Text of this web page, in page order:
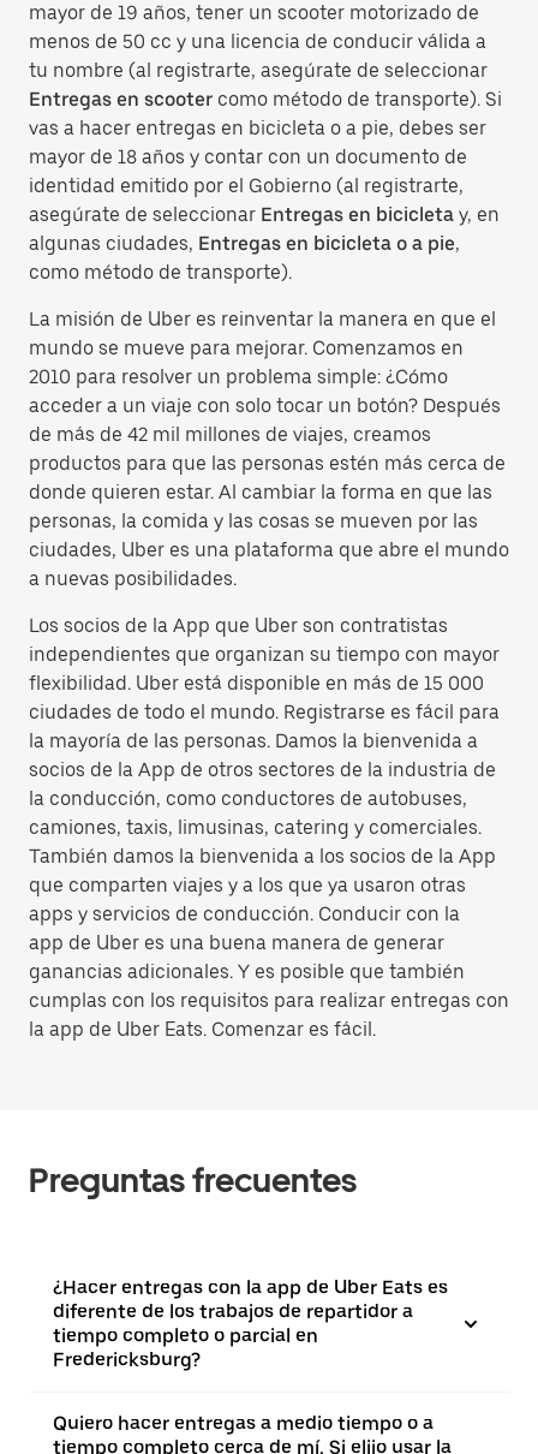
mayor de 19 años, tener un scooter motorizado de
menos de 50 cc y una licencia de conducir válida a
tu nombre (al registrarte, asegúrate de seleccionar
Entregas en scooter como método de transporte). Si
vas a hacer entregas en bicicleta o a pie, debes ser
mayor de 18 años y contar con un documento de
identidad emitido por el Gobierno (al registrarte,
asegúrate de seleccionar Entregas en bicicleta y, en
algunas ciudades, Entregas en bicicleta o a pie,
como método de transporte).
La misión de Uber es reinventar la manera en que el
mundo se mueve para mejorar. Comenzamos en
2010 para resolver un problema simple: ¿Cómo
acceder a un viaje con solo tocar un botón? Después
de más de 42 mil millones de viajes, creamos
productos para que las personas estén más cerca de
donde quieren estar. Al cambiar la forma en que las
personas, la comida y las cosas se mueven por las
ciudades, Uber es una plataforma que abre el mundo
a nuevas posibilidades.
Los socios de la App que Uber son contratistas
independientes que organizan su tiempo con mayor
flexibilidad. Uber está disponible en más de 15 000
ciudades de todo el mundo. Registrarse es fácil para
la mayoría de las personas. Damos la bienvenida a
socios de la App de otros sectores de la industria de
la conducción, como conductores de autobuses,
camiones, taxis, limusinas, catering y comerciales.
También damos la bienvenida a los socios de la App
que comparten viajes y a los que ya usaron otras
apps y servicios de conducción. Conducir con la
app de Uber es una buena manera de generar
ganancias adicionales. Y es posible que también
cumplas con los requisitos para realizar entregas con
la app de Uber Eats. Comenzar es fácil.
Preguntas frecuentes
¿Hacer entregas con la app de Uber Eats es
diferente de los trabajos de repartidor a
tiempo completo o parcial en
Fredericksburg?
Quiero hacer entregas a medio tiempo o a
tiempo completo cerca de mí. Si elijo usar la